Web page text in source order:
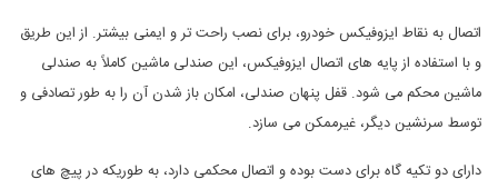
اتصال به نقاط ایزوفیکس خودرو، برای نصب راحت تر و ایمنی بیشتر. از این طریق
و با استفاده از پایه های اتصال ایزوفیکس، این صندلی ماشین کاملاً به صندلی
ماشین محکم می شود. قفل پنهان صندلی، امکان باز شدن آن را به طور تصادفی و
توسط سرنشین دیگر، غیرممکن می سازد.
دارای دو تکیه گاه برای دست بوده و اتصال محکمی دارد، به طوریکه در پیچ های